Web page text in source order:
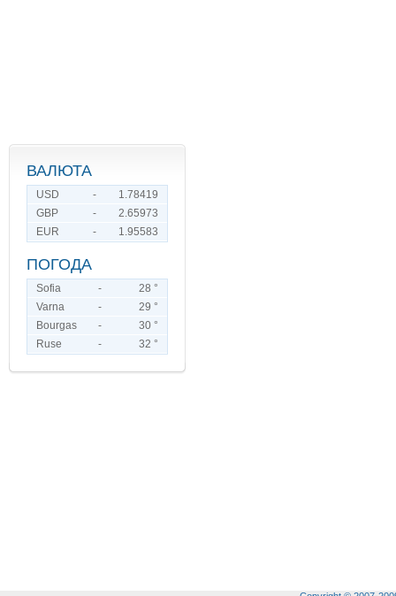
ВАЛЮТА
USD -
1.78419
GBP
-
2.65973
EUR
- 1.95583
ПОГОДА
Sofia -
28 °
Varna
-
29 °
Bourgas
-
30 °
Ruse
- 32 °